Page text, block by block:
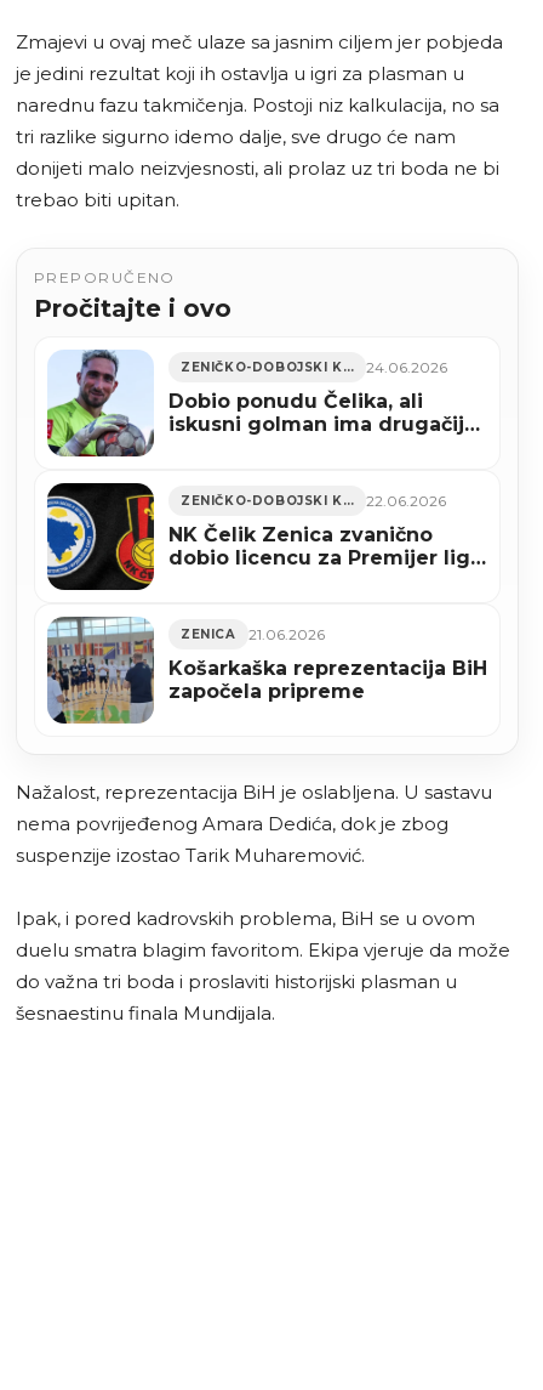
Zmajevi u ovaj meč ulaze sa jasnim ciljem jer pobjeda
je jedini rezultat koji ih ostavlja u igri za plasman u
narednu fazu takmičenja. Postoji niz kalkulacija, no sa
tri razlike sigurno idemo dalje, sve drugo će nam
donijeti malo neizvjesnosti, ali prolaz uz tri boda ne bi
trebao biti upitan.
PREPORUČENO
Pročitajte i ovo
ZENIČKO-DOBOJSKI KANTON 24.06.2026
Dobio ponudu Čelika, ali
iskusni golman ima drugačije
ZENIČKO-DOBOJSKI KANTON 22.06.2026
NK Čelik Zenica zvanično
dobio licencu za Premijer ligu
ZENICA 21.06.2026
Košarkaška reprezentacija BiH
započela pripreme
Nažalost, reprezentacija BiH je oslabljena. U sastavu
nema povrijeđenog Amara Dedića, dok je zbog
suspenzije izostao Tarik Muharemović.
Ipak, i pored kadrovskih problema, BiH se u ovom
duelu smatra blagim favoritom. Ekipa vjeruje da može
do važna tri boda i proslaviti historijski plasman u
šesnaestinu finala Mundijala.